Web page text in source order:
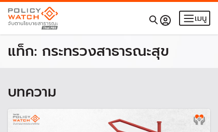
เมนู
แท็ก: กระทรวงสาธารณะสุข
บทความ